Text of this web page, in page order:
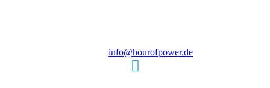
info@hourofpower.de